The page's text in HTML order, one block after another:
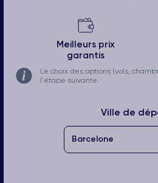
Meilleurs prix
garantis
Le choix des options (vols,
l'étape suivante.
Ville de